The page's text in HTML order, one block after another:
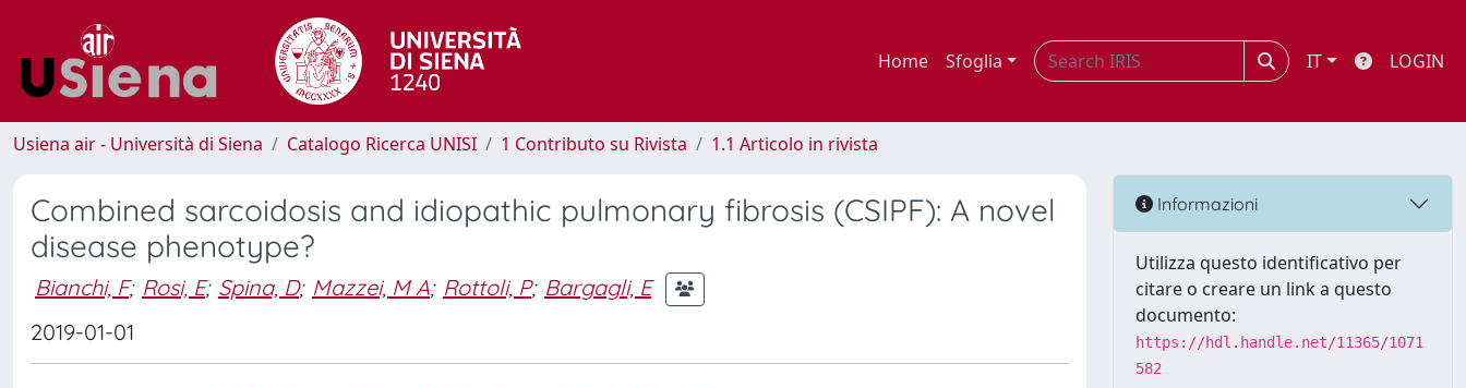
Home Sfoglia IT LOGIN
Usiena air - Università di Siena Catalogo Ricerca UNISI 1 Contributo su Rivista 1.1 Articolo in rivista
Combined sarcoidosis and idiopathic pulmonary fibrosis (CSIPF): A novel
disease phenotype?
Bianchi, F; Rosi, E; Spina, D; Mazzei, M A; Rottoli, P; Bargagli, E
2019-01-01
Informazioni
Utilizza questo identificativo per
citare o creare un link a questo
documento:
https://hdl.handle.net/11365/1071
582